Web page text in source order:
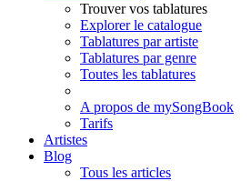
Trouver vos tablatures
Explorer le catalogue
Tablatures par artiste
Tablatures par genre
Toutes les tablatures
A propos de mySongBook
Tarifs
Artistes
Blog
Tous les articles